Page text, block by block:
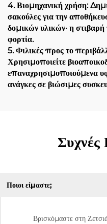
4. Βιομηχανική χρήση:
σακούλες για την
δομικών υλικών· η στιβαρή
φορτία.
5. Φιλικές προς το
Χρησιμοποιείτε
επαναχρησιμοποιούμενα
ανάγκες σε βιώσιμες
Συχνές
Ποιοι είμαστε;
Βρισκόμαστε στη